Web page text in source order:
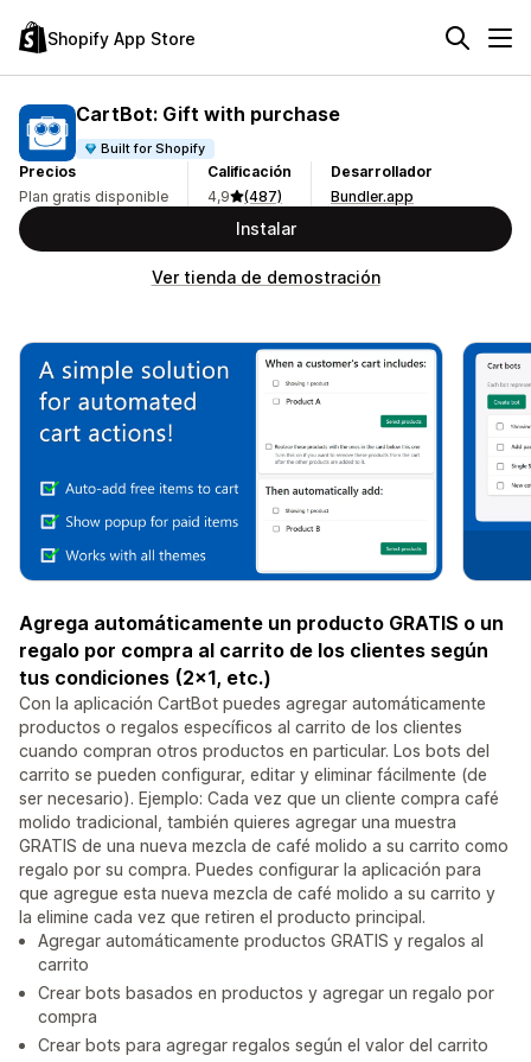
Shopify App Store
CartBot: Gift with purchase
Built for Shopify
Precios
Plan gratis disponible
Calificación
4,9
(487)
Desarrollador
Bundler.app
Instalar
Ver tienda de demostración
Agrega automáticamente un producto GRATIS o un
regalo por compra al carrito de los clientes según
tus condiciones (2x1, etc.)
Con la aplicación CartBot puedes agregar automáticamente
productos o regalos específicos al carrito de los clientes
cuando compran otros productos en particular. Los bots del
carrito se pueden configurar, editar y eliminar fácilmente (de
ser necesario). Ejemplo: Cada vez que un cliente compra café
molido tradicional, también quieres agregar una muestra
GRATIS de una nueva mezcla de café molido a su carrito como
regalo por su compra. Puedes configurar la aplicación para
que agregue esta nueva mezcla de café molido a su carrito y
la elimine cada vez que retiren el producto principal.
Agregar automáticamente productos GRATIS y regalos al
carrito
Crear bots basados en productos y agregar un regalo por
compra
Crear bots para agregar regalos según el valor del carrito